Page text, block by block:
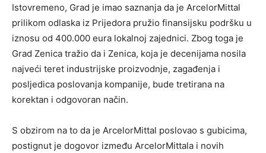
Istovremeno, Grad je imao saznanja da je ArcelorMittal
prilikom odlaska iz Prijedora pružio finansijsku podršku u
iznosu od 400.000 eura lokalnoj zajednici. Zbog toga je
Grad Zenica tražio da i Zenica, koja je decenijama nosila
najveći teret industrijske proizvodnje, zagađenja i
posljedica poslovanja kompanije, bude tretirana na
korektan i odgovoran način.
S obzirom na to da je ArcelorMittal poslovao s gubicima,
postignut je dogovor između ArcelorMittala i novih